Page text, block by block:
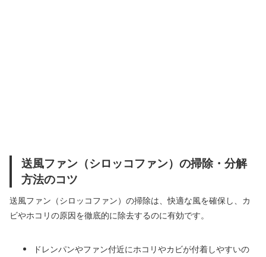
送風ファン（シロッコファン）の掃除・分解
方法のコツ
送風ファン（シロッコファン）の掃除は、快適な風を確保し、カ
ビやホコリの原因を徹底的に除去するのに有効です。
ドレンパンやファン付近にホコリやカビが付着しやすいの